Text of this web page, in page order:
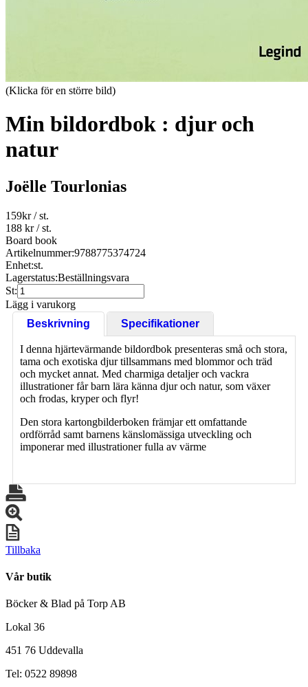
(Klicka för en större bild)
Min bildordbok : djur och
natur
Joëlle Tourlonias
159kr/ st.
188 kr/ st.
Board book
Artikelnummer:9788775374724
Enhet:st.
Lagerstatus:Beställningsvara
St:
Lägg i varukorg
Beskrivning
Specifikationer
I denna hjärtevärmande bildordbok presenteras små och stora,
tama och exotiska djur tillsammans med blommor och träd
och mycket annat. Med charmiga detaljer och vackra
illustrationer får barn lära känna djur och natur, som växer
och frodas, kryper och flyr!
Den stora kartongbilderboken främjar ett omfattande
ordförråd samt barnens känslomässiga utveckling och
imponerar med illustrationer fulla av värme
Tillbaka
Vår butik
Böcker & Blad på Torp AB
Lokal 36
451 76 Uddevalla
Tel: 0522 89898